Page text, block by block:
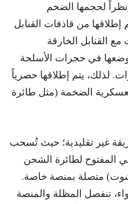
لحجمها الضخم
إطلاقها من قاذفات القنابل
مع القنابل الخارقة
وضعها في حجرات الأسلحة
لذلك، يتم إطلاقها حصرياً
الضخمة (مثل طائرة
غير تقليدية؛ حيث تُسحب
المفتوح لطائرة الشحن
متصلة بمنصة خاصة.
تنفصل المظلة والمنصة